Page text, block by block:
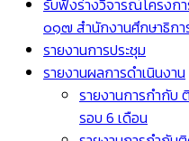
รับฟังร่างวิจารณ์โครงก
๐๑๗ สำนักงานศึกษาธิกา
รายงานการประชุม
รายงานผลการดำเนินงาน
รายงานการกำกับ
รอบ 6 เดือน